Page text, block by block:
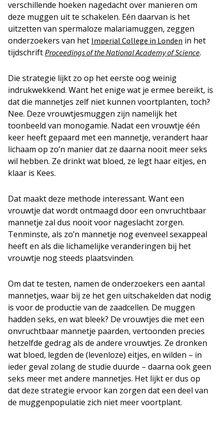
verschillende hoeken nagedacht over manieren om
deze muggen uit te schakelen. Eén daarvan is het
uitzetten van spermaloze malariamuggen, zeggen
onderzoekers van het Imperial College in Londen in het
tijdschrift Proceedings of the National Academy of Science.
Die strategie lijkt zo op het eerste oog weinig
indrukwekkend. Want het enige wat je ermee bereikt, is
dat die mannetjes zelf niet kunnen voortplanten, toch?
Nee. Deze vrouwtjesmuggen zijn namelijk het
toonbeeld van monogamie. Nadat een vrouwtje één
keer heeft gepaard met een mannetje, verandert haar
lichaam op zo’n manier dat ze daarna nooit meer seks
wil hebben. Ze drinkt wat bloed, ze legt haar eitjes, en
klaar is Kees.
Dat maakt deze methode interessant. Want een
vrouwtje dat wordt ontmaagd door een onvruchtbaar
mannetje zal dus nooit voor nageslacht zorgen.
Tenminste, als zo’n mannetje nog evenveel sexappeal
heeft en als die lichamelijke veranderingen bij het
vrouwtje nog steeds plaatsvinden.
Om dat te testen, namen de onderzoekers een aantal
mannetjes, waar bij ze het gen uitschakelden dat nodig
is voor de productie van de zaadcellen. De muggen
hadden seks, en wat bleek? De vrouwtjes die met een
onvruchtbaar mannetje paarden, vertoonden precies
hetzelfde gedrag als de andere vrouwtjes. Ze dronken
wat bloed, legden de (levenloze) eitjes, en wilden – in
ieder geval zolang de studie duurde – daarna ook geen
seks meer met andere mannetjes. Het lijkt er dus op
dat deze strategie ervoor kan zorgen dat een deel van
de muggenpopulatie zich niet meer voortplant.